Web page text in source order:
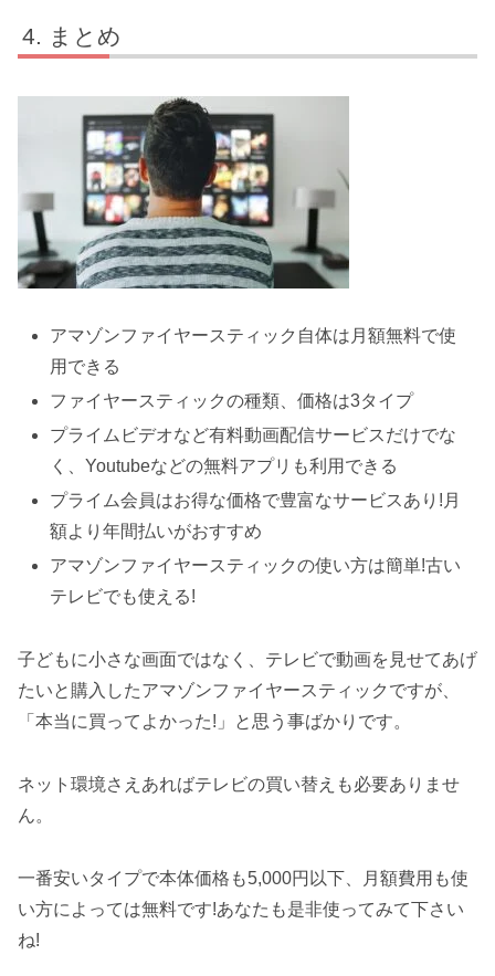
まとめ
アマゾンファイヤースティック自体は月額無料で使
用できる
ファイヤースティックの種類、価格は3タイプ
プライムビデオなど有料動画配信サービスだけでな
く、Youtubeなどの無料アプリも利用できる
プライム会員はお得な価格で豊富なサービスあり!月
額より年間払いがおすすめ
アマゾンファイヤースティックの使い方は簡単!古い
テレビでも使える!
子どもに小さな画面ではなく、テレビで動画を見せてあげ
たいと購入したアマゾンファイヤースティックですが、
「本当に買ってよかった!」と思う事ばかりです。
ネット環境さえあればテレビの買い替えも必要ありませ
ん。
一番安いタイプで本体価格も5,000円以下、月額費用も使
い方によっては無料です!あなたも是非使ってみて下さい
ね!